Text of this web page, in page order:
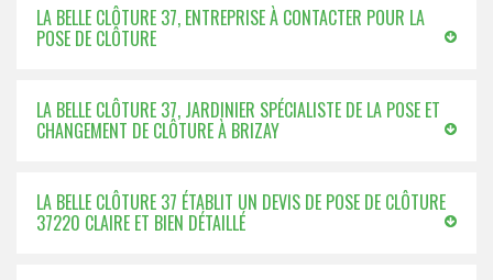
LA BELLE CLÔTURE 37, ENTREPRISE À CONTACTER POUR LA
POSE DE CLÔTURE
LA BELLE CLÔTURE 37, JARDINIER SPÉCIALISTE DE LA POSE ET
CHANGEMENT DE CLÔTURE À BRIZAY
LA BELLE CLÔTURE 37 ÉTABLIT UN DEVIS DE POSE DE CLÔTURE
37220 CLAIRE ET BIEN DÉTAILLÉ